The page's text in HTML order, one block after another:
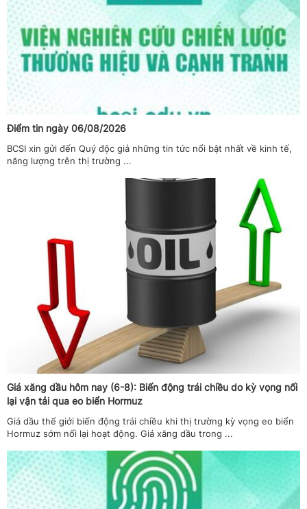
Điểm tin ngày 06/08/2026
BCSI xin gửi đến Quý độc giả những tin tức nổi bật nhất về kinh tế,
năng lượng trên thị trường ...
Giá xăng dầu hôm nay (6-8): Biến động trái chiều do kỳ vọng nối
lại vận tải qua eo biển Hormuz
Giá dầu thế giới biến động trái chiều khi thị trường kỳ vọng eo biển
Hormuz sớm nối lại hoạt động. Giá xăng dầu trong ...